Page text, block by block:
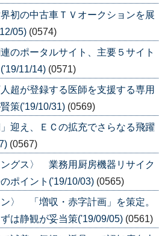
初の中古車ＴＶオークションを展
05) (0574)
のポータルサイト、主要５サイト
11/14) (0571)
超が登録する医師を支援する専用
策('19/10/31) (0569)
迎え、ＥＣの拡充でさらなる飛躍
(0567)
ングス〉 業務用厨房機器リサイク
ポイント('19/10/03) (0565)
〉 「増収・赤字計画」を策定。
は静観が妥当策('19/09/05) (0561)